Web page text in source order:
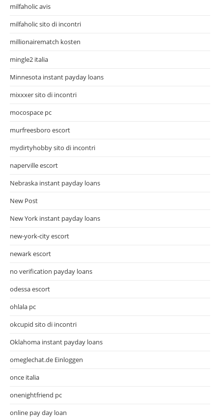
milfaholic avis
milfaholic sito di incontri
millionairematch kosten
mingle2 italia
Minnesota instant payday loans
mixxxer sito di incontri
mocospace pc
murfreesboro escort
mydirtyhobby sito di incontri
naperville escort
Nebraska instant payday loans
New Post
New York instant payday loans
new-york-city escort
newark escort
no verification payday loans
odessa escort
ohlala pc
okcupid sito di incontri
Oklahoma instant payday loans
omeglechat.de Einloggen
once italia
onenightfriend pc
online pay day loan